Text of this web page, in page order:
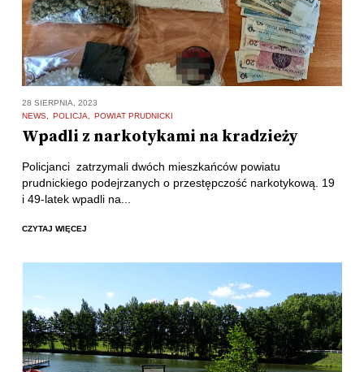
28 SIERPNIA, 2023
NEWS
POLICJA POWIAT PRUDNICKI
Wpadli z narkotykami na kradzieży
Policjanci zatrzymali dwóch mieszkańców powiatu
prudnickiego podejrzanych o przestępczość narkotykową. 19
i 49-latek wpadli na...
CZYTAJ WIĘCEJ